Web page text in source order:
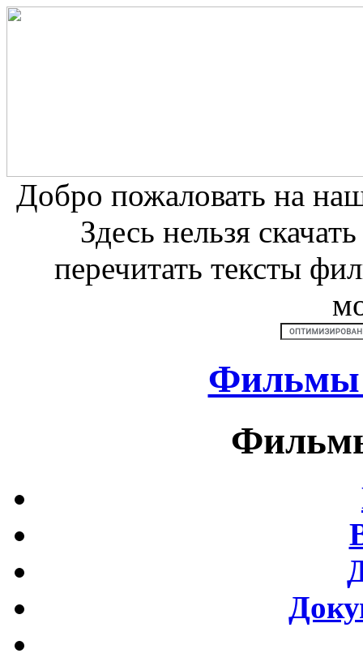
Добро пожаловать на
Здесь нельзя
перечитать тексты
Фильмы